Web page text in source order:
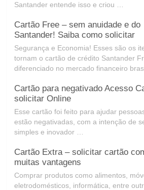
Santander entende isso e criou …
Cartão Free – sem anuidade e do
Santander! Saiba como solicitar
Segurança e Economia! Esses são os
tornam o cartão de crédito Santander
diferenciado no mercado financeiro
Cartão para negativado Acesso
solicitar Online
Esse cartão foi feito para ajudar
estão negativadas, com a intenção de
simples e inovador …
Cartão Extra – solicitar cartão
muitas vantagens
Comprar produtos como alimentos,
eletrodomésticos, informática, entre